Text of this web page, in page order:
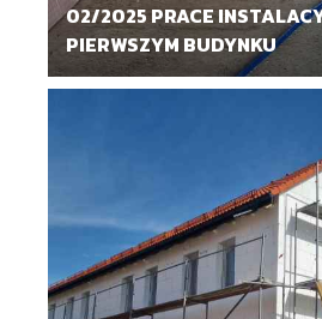
02/2025 PRACE
PIERWSZYM BUDYNKU